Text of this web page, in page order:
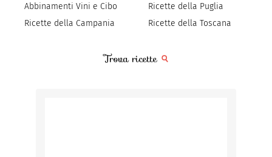
Abbinamenti Vini e Cibo
Ricette della Campania
Ricette della Puglia
Ricette della Toscana
Trova ricette